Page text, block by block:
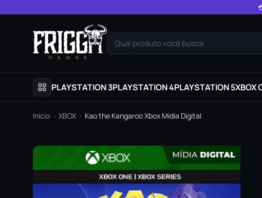
Qual produto você busca
PLAYSTATION 3PLAYSTATION 4PLAYSTATION 5XBOX
Início › XBOX › Kao the Kangaroo Xbox Mídia Digital